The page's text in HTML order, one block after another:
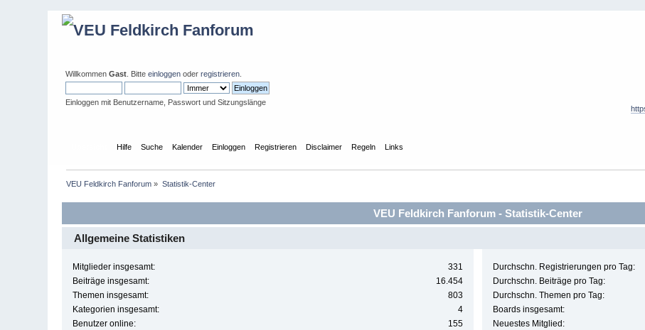
WillkommenGast . Bitteeinloggen oderregistrieren
Einloggen mit Benutzername, Passwort und Sitzungslänge
Hilfe Suche Kalender Einloggen Registrieren Disclaimer Regeln Links
VEU Feldkirch Fanforum » Statistik-Center
VEU Feldkirch Fanforum - Statistik-Center
Allgemeine Statistiken
Mitglieder insgesamt:
331
Beiträge insgesamt:
16.454
Themen insgesamt:
803
Kategorien insgesamt:
4
Benutzer online:
155
Durchschn. Registrierungen pro Tag:
Durchschn. Beiträge pro Tag:
Durchschn. Themen pro Tag:
Boards insgesamt:
Neuestes Mitglied: